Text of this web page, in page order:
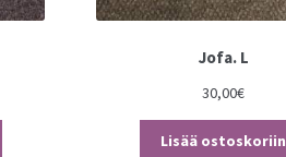
Jofa. L
30,00€
Lisää ostoskoriin